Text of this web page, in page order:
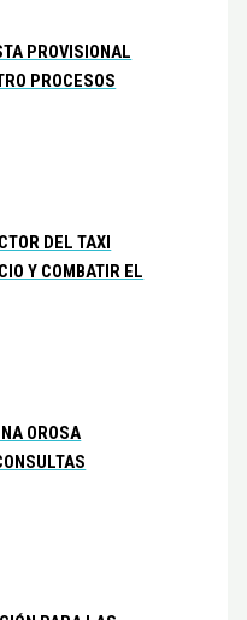
PROVISIONAL
PROCESOS
DEL TAXI
Y COMBATIR EL
OROSA